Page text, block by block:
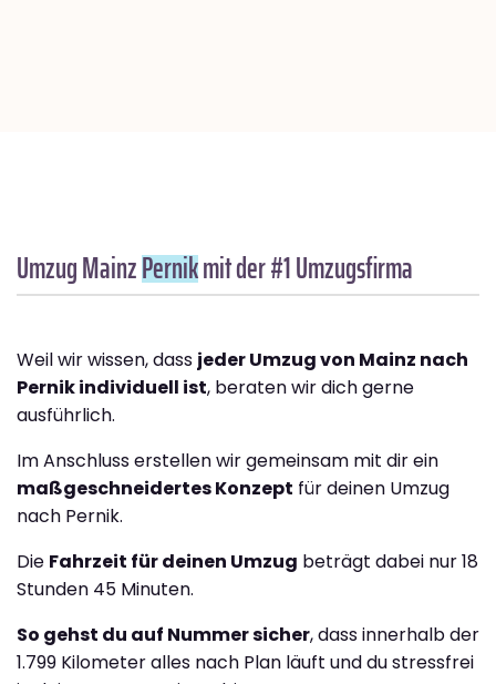
Umzug MainzPernikmit der #1 Umzugsfirma
Weil wir wissen, dass jeder Umzug von Mainz nach
Pernik individuell ist, beraten wir dich gerne
ausführlich.
Im Anschluss erstellen wir gemeinsam mit dir ein
maßgeschneidertes Konzept für deinen Umzug
nach Pernik.
Die Fahrzeit für deinen Umzug beträgt dabei nur 18
Stunden 45 Minuten.
So gehst du auf Nummer sicher, dass innerhalb der
1.799 Kilometer alles nach Plan läuft und du stressfrei